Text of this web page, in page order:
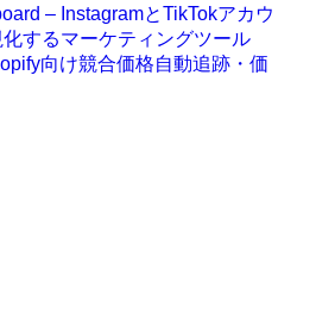
– InstagramとTikTokアカウ
するマーケティングツール
向け競合価格自動追跡・価